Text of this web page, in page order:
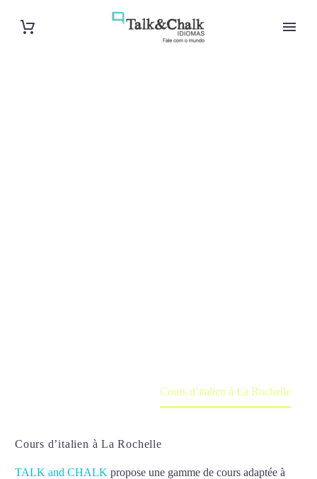
Cours d’italien à La Rochelle
Cours d’italien à La Rochelle
TALK and CHALK propose une gamme de cours adaptée à